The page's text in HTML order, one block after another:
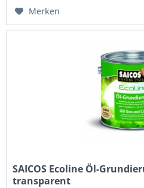
Merken
SAICOS Ecoline Öl-
transparent